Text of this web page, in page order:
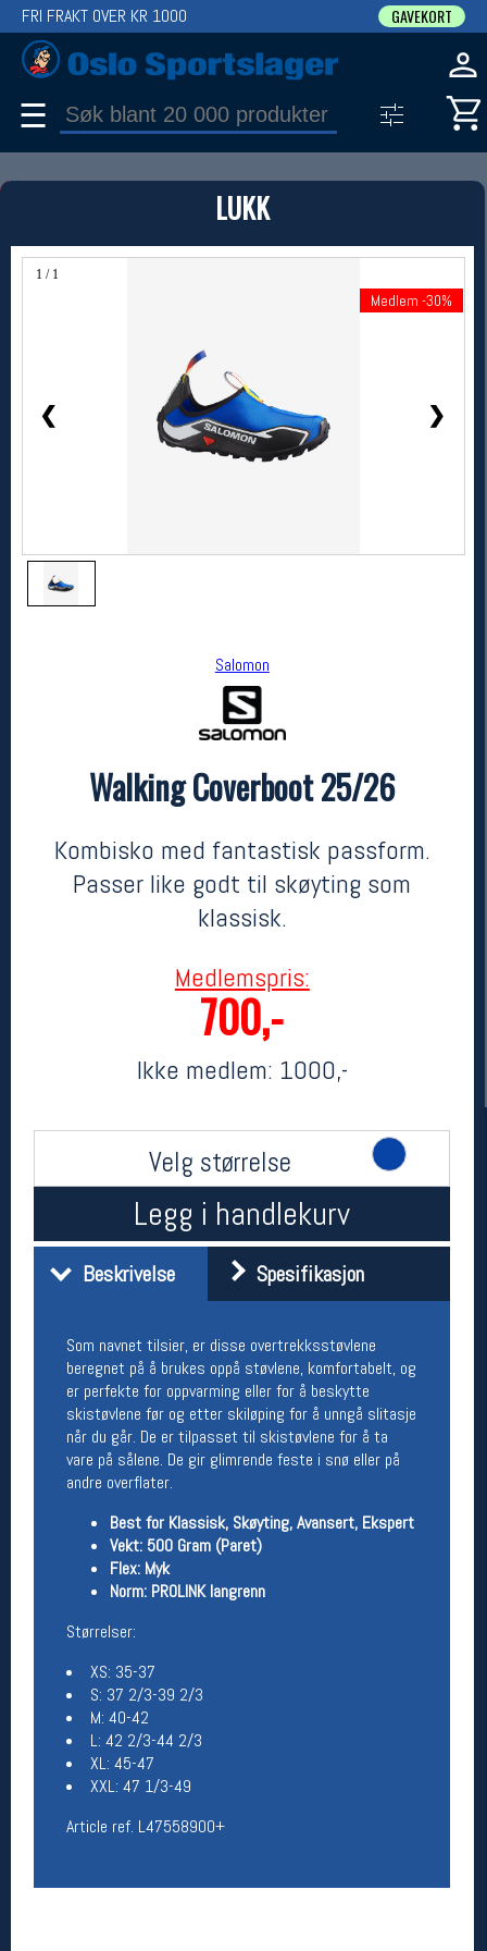
LUKK
1 / 1
❮ ❯
Medlem -30%
Salomon
Walking Coverboot 25/26
Kombisko med fantastisk passform.
Passer like godt til skøyting som
klassisk.
Medlemspris:
700,-
Ikke medlem: 1000,-
Velg størrelse
Legg i handlekurv
Beskrivelse Spesifikasjon
Som navnet tilsier, er disse overtrekksstøvlene
beregnet på å brukes oppå støvlene, komfortabelt, og
er perfekte for oppvarming eller for å beskytte
skistøvlene før og etter skiløping for å unngå slitasje
når du går. De er tilpasset til skistøvlene for å ta
vare på sålene. De gir glimrende feste i snø eller på
andre overflater.
Best for Klassisk, Skøyting, Avansert, Ekspert
Vekt: 500 Gram (Paret)
Flex: Myk
Norm: PROLINK langrenn
Størrelser:
XS: 35-37
S: 37 2/3-39 2/3
M: 40-42
L: 42 2/3-44 2/3
XL: 45-47
XXL: 47 1/3-49
Article ref. L47558900+
FRI FRAKT OVER KR 1000 GAVEKORT
☰
PRODUKT
Produkter (1)
Bruk filter til å spisse søket
Salomon
Walking Coverboot 25/26
1000,- MEDLEM:700,-
Her finner du oss
Oslo Sportslager
Torggata 20
(telefontid man-fredag klokken 10-13)
Vis i kart
Om oss
Kontakt oss
Åpningstider butikk
Man-Fredag:
11-18
Lørdag:
Team Oslo Sportslager
Magasinet
Medlemstilbud og aktiviteter
MELD DEG INN GRATIS
Åpningstider verkstedet
Lørdag: